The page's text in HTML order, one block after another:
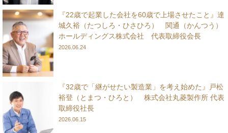
『22歳で起業した会社を60歳で上場させたこと』達
城久裕（たつしろ・ひさひろ） 関通（かんつう）
ホールディングス株式会社 代表取締役会長
2026.06.24
『32歳で「継がせたい製造業」を考え始めた』戸松
裕登（とまつ・ひろと） 株式会社丸菱製作所 代表
取締役社長
2026.06.15